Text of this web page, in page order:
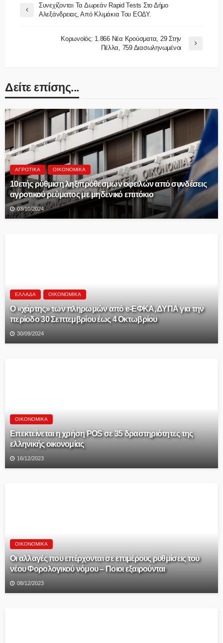
Συνεχίζονται Τα Δωρεάν Rapid Tests Στο Δήμο
Αλεξάνδρειας, Από Κλιμάκια Του ΕΟΔΥ.
Κορωνοϊός: 1.866 Νέα Κρούσματα, 29 Στην
Πέλλα, 759 Διασωληνωμένοι
Δείτε επίσης...
ΑΓΡΟΤΙΚΆ ΟΙΚΟΝΟΜΙΚΆ
10ετής ρύθμιση ληξιπρόθεσμων οφειλών από συνδέσεις
αγροτικού ρεύματος με μηδενικό επιτόκιο
03/10/2024
ΕΛΛΆΔΑ ΟΙΚΟΝΟΜΙΚΆ
Ο «χάρτης» των πληρωμών από e-ΕΦΚΑ, ΔΥΠΑ για την
περίοδο 30 Σεπτεμβρίου έως 4 Οκτωβρίου
30/09/2024
ΟΙΚΟΝΟΜΙΚΆ
Επεκτείνεται η χρήση POS σε 35 δραστηριότητες της
ελληνικής οικονομίας
16/12/2023
ΟΙΚΟΝΟΜΙΚΆ
Οι αλλαγές που επέρχονται σε επιμέρους ρυθμίσεις του
νέου Φορολογικού νόμου – Ποιοι εξαιρούνται
08/12/2023